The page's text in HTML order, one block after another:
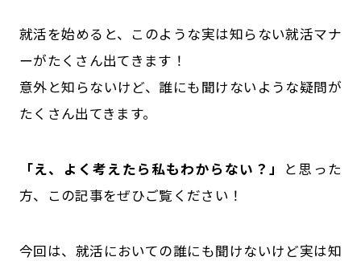
就活を始めると、このような実は知らない就活マナ
ーがたくさん出てきます！
意外と知らないけど、誰にも聞けないような疑問が
たくさん出てきます。
「え、よく考えたら私もわからない？」
と思った
方、この記事をぜひご覧ください！
今回は、就活においての誰にも聞けないけど実は知